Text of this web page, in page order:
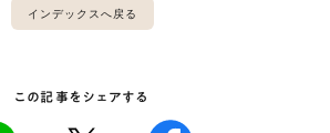
インデックスへ戻る
この記事をシェアする